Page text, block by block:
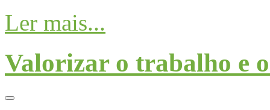
Ler mais...
Valorizar o trabalho e